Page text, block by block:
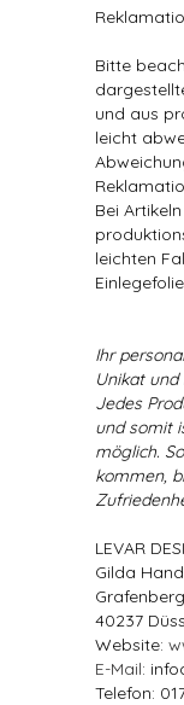
Bitte
und aus
leicht
Bei
leichten
Ihr
Unikat
Jedes
und somit
möglich.
kommen,
LEVAR
Gilda
40237
Website:
E-Mail:
Telefon: